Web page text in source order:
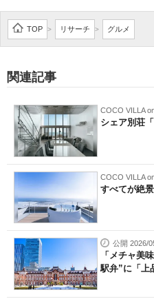
企業向けIT製品の総合サイト
製造業のIT導入・活用を支援
モノづくり技術者専門サイト
エレクトロニクス専門サイト
電子設計の基本と応用
エネルギーの専門メディア
ちょっと気になるネットの話題
TOP > リサーチ > グルメ
関連記事
COCO VILLA
シェア別荘
COCO VILLA
すべてが絶
公開 2026/
「メチャ美
駅弁”に「上